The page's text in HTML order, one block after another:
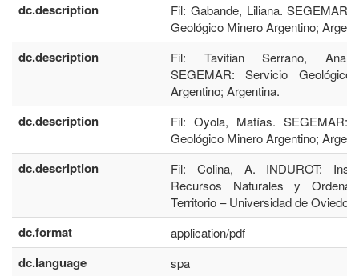
dc.description
Fil: Gabande, Liliana. SEGEMAR:
Geológico Minero Argentino;
dc.description
Fil: Tavitian Serrano, Ana
SEGEMAR: Servicio Geológico
Argentino; Argentina.
dc.description
Fil: Oyola, Matías. SEGEMAR:
Geológico Minero Argentino;
dc.description
Fil: Colina, A. INDUROT:
Recursos Naturales y
Territorio – Universidad de Oviedo;
dc.format application/pdf
dc.language spa